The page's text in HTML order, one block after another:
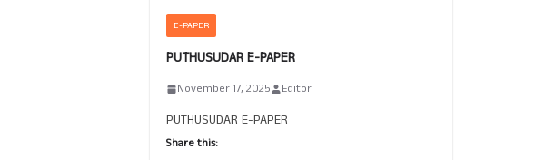
E-PAPER
PUTHUSUDAR E-PAPER
November 17, 2025 Editor
PUTHUSUDAR E-PAPER
Share this: